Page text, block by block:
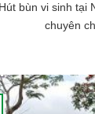
Hút bùn vi sinh tại
chuyên